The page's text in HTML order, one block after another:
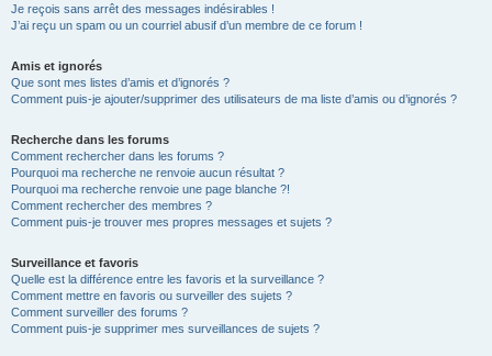
Je reçois sans arrêt des messages indésirables !
J’ai reçu un spam ou un courriel abusif d’un membre de ce forum !
Amis et ignorés
Que sont mes listes d’amis et d’ignorés ?
Comment puis-je ajouter/supprimer des utilisateurs de ma liste d’amis ou d’ignorés ?
Recherche dans les forums
Comment rechercher dans les forums ?
Pourquoi ma recherche ne renvoie aucun résultat ?
Pourquoi ma recherche renvoie une page blanche ?!
Comment rechercher des membres ?
Comment puis-je trouver mes propres messages et sujets ?
Surveillance et favoris
Quelle est la différence entre les favoris et la surveillance ?
Comment mettre en favoris ou surveiller des sujets ?
Comment surveiller des forums ?
Comment puis-je supprimer mes surveillances de sujets ?